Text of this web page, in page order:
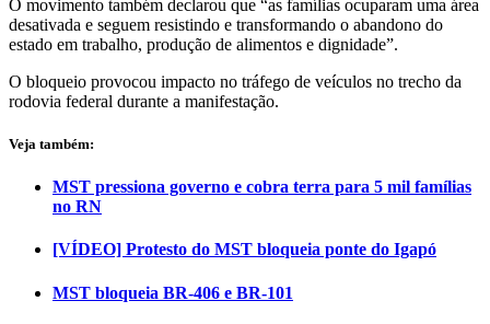
O movimento também declarou que “as famílias ocuparam uma área
desativada e seguem resistindo e transformando o abandono do
estado em trabalho, produção de alimentos e dignidade”.
O bloqueio provocou impacto no tráfego de veículos no trecho da
rodovia federal durante a manifestação.
Veja também:
MST pressiona governo e cobra terra para 5 mil famílias
no RN
[VÍDEO] Protesto do MST bloqueia ponte do Igapó
MST bloqueia BR-406 e BR-101